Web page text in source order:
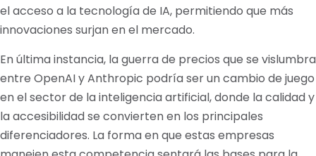
el acceso a la tecnología de IA, permitiendo que más
innovaciones surjan en el mercado.
En última instancia, la guerra de precios que se vislumbra
entre OpenAI y Anthropic podría ser un cambio de juego
en el sector de la inteligencia artificial, donde la calidad y
la accesibilidad se convierten en los principales
diferenciadores. La forma en que estas empresas